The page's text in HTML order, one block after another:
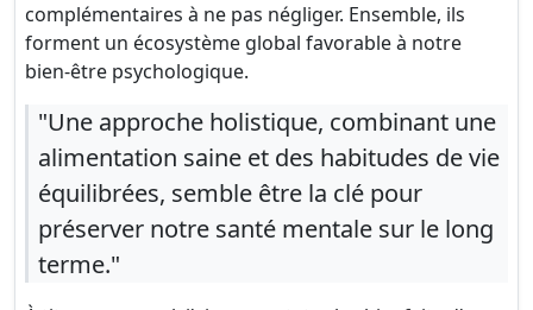
complémentaires à ne pas négliger. Ensemble, ils
forment un écosystème global favorable à notre
bien-être psychologique.
"Une approche holistique, combinant une
alimentation saine et des habitudes de vie
équilibrées, semble être la clé pour
préserver notre santé mentale sur le long
terme."